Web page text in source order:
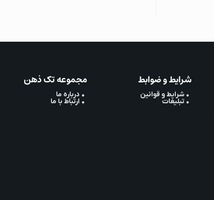
شرایط و ضوابط
• شرایط و قوانین
• تبلیغات
مجموعه تک ذهن
• درباره ما
• ارتباط با ما